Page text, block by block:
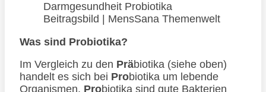
Darmgesundheit Probiotika
Beitragsbild | MensSana Themenwelt
Was sind Probiotika?
Im Vergleich zu den Präbiotika (siehe oben)
handelt es sich bei Probiotika um lebende
Organismen. Probiotika sind gute Bakterien